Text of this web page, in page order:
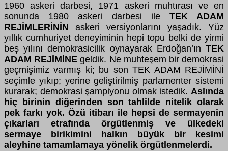
1960 askeri darbesi, 1971 askeri muhtırası ve en
sonunda 1980 askeri darbesi ile TEK ADAM
REJİMLERİNİN askeri versiyonlarını yaşadık. Yüz
yıllık cumhuriyet deneyiminin hepi topu belki de yirmi
beş yılını demokrasicilik oynayarak Erdoğan’ın TEK
ADAM REJİMİNE geldik. Ne muhteşem bir demokrasi
geçmişimiz varmış ki; bu son TEK ADAM REJİMİNİ
seçimle yıkıp; yerine geliştirilmiş parlamenter sistemi
kurarak; demokrasi şampiyonu olmak istedik. Aslında
hiç birinin diğerinden son tahlilde nitelik olarak
pek farkı yok. Özü itibarı ile hepsi de sermayenin
çıkarları etrafında örgütlenmiş ve ülkedeki
sermaye birikimini halkın büyük bir kesimi
aleyhine tamamlamaya yönelik örgütlenmelerdi.